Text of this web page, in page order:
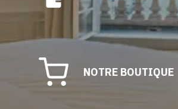
NOTRE BOUTIQUE